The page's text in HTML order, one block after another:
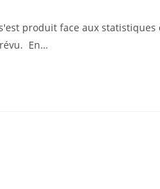
produit face aux
En…